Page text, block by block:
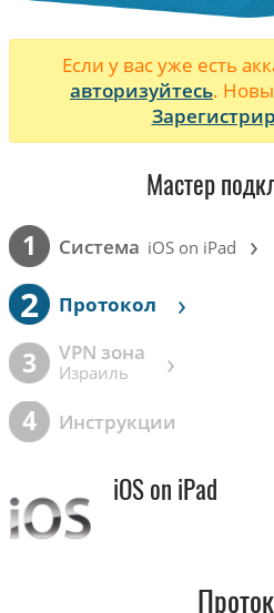
Если у вас уже есть
авторизуйтесь.
Мастер
1 Cистема iOS on iPad ›
2 Протокол ›
3 VPN зона
Израиль ›
4 Инструкции
iOS on iPad